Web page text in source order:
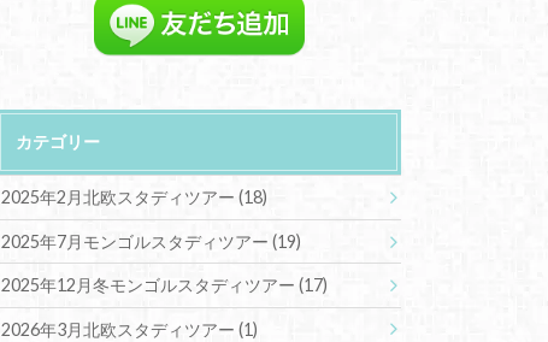
カテゴリー
2025年2月北欧スタディツアー(18)
2025年7月モンゴルスタディツアー(19)
2025年12月冬モンゴルスタディツアー(17)
2026年3月北欧スタディツアー(1)